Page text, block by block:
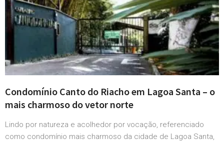
Condomínio Canto do Riacho em Lagoa Santa – o
mais charmoso do vetor norte
Lindo por natureza e acolhedor por vocação, referenciado
como condomínio mais charmoso da cidade de Lagoa Santa,